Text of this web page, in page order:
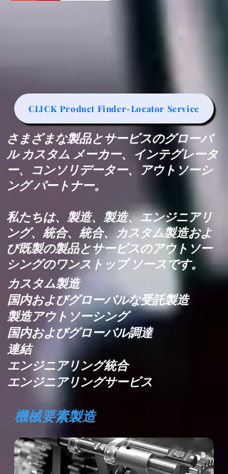
CLICK Product Finder-Locator Service
さまざまな製品とサービスのグローバ
ル カスタム メーカー、インテグレータ
ー、コンソリデーター、アウトソーシ
ング パートナー。
私たちは、製造、製造、エンジニアリ
ング、統合、統合、カスタム製造およ
び既製の製品とサービスのアウトソー
シングのワンストップ ソースです。
カスタム製造
国内およびグローバルな受託製造
製造アウトソーシング
国内およびグローバル調達
連結​
エンジニアリング統合​
エンジニアリングサービス
機械要素製造